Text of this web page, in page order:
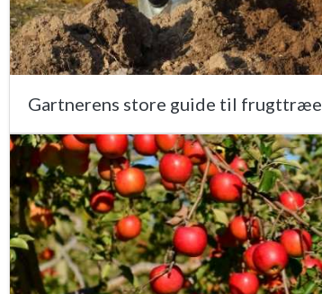
Gartnerens store guide til